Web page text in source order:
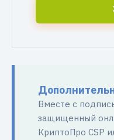
Вместе с
защищенный
КриптоПро CSP